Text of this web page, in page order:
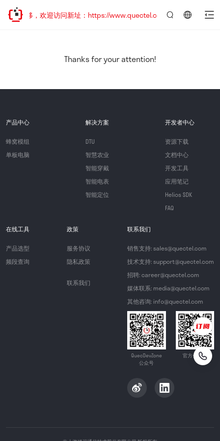
址已迁移，欢迎访问新址：https://www.quectel.com.cn
Thanks for your attention!
产品中心
蜂窝模组
单板电脑
解决方案
DTU
智慧农业
智能穿戴
智能电表
智能定位
开发者中心
资源下载
文档中心
开发工具
应用笔记
Helios SDK
FAQ
在线工具
产品选型
频段查询
政策
服务协议
隐私政策
联系我们
联系我们
销售支持: sales@quectel.com
技术支持: support@quectel.com
招聘: career@quectel.com
媒体联系: media@quectel.com
其他咨询: info@quectel.com
QuecDevZone
公众号
官方公众号